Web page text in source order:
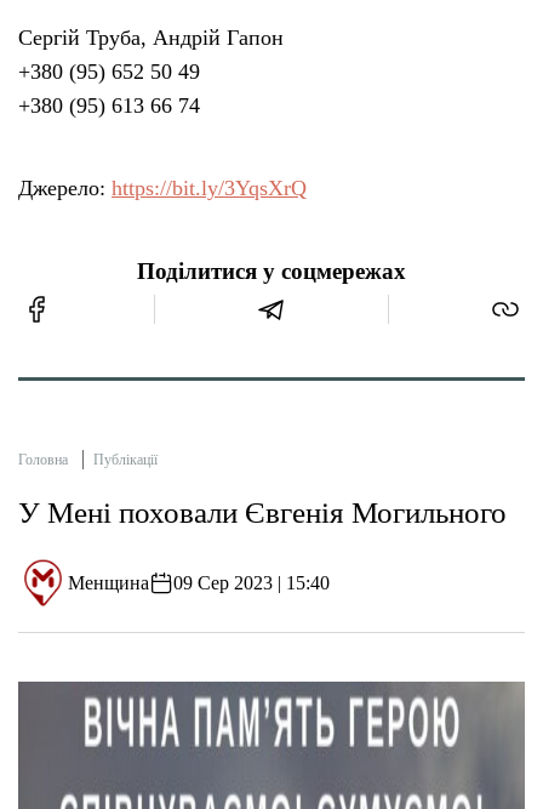
Сергій Труба, Андрій Гапон
+380 (95) 652 50 49
+380 (95) 613 66 74
Джерело: https://bit.ly/3YqsXrQ
Поділитися у соцмережах
Головна Публікації
У Мені поховали Євгенія Могильного
Менщина 09 Сер 2023 | 15:40